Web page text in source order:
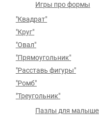
Игры про формы
"Квадрат"
"Круг"
"Овал"
"Прямоугольник"
"Расставь фигуры"
"Ромб"
"Треугольник"
Пазлы для